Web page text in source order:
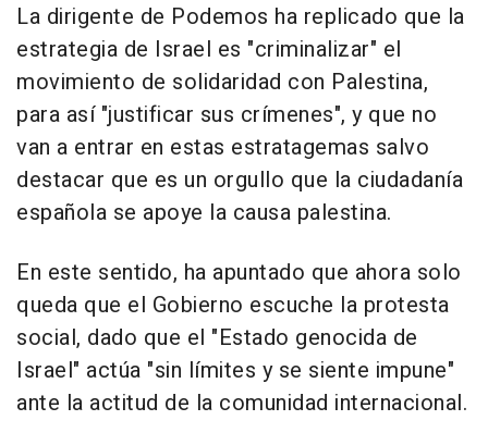
La dirigente de Podemos ha replicado que la
estrategia de Israel es "criminalizar" el
movimiento de solidaridad con Palestina,
para así "justificar sus crímenes", y que no
van a entrar en estas estratagemas salvo
destacar que es un orgullo que la ciudadanía
española se apoye la causa palestina.
En este sentido, ha apuntado que ahora solo
queda que el Gobierno escuche la protesta
social, dado que el "Estado genocida de
Israel" actúa "sin límites y se siente impune"
ante la actitud de la comunidad internacional.